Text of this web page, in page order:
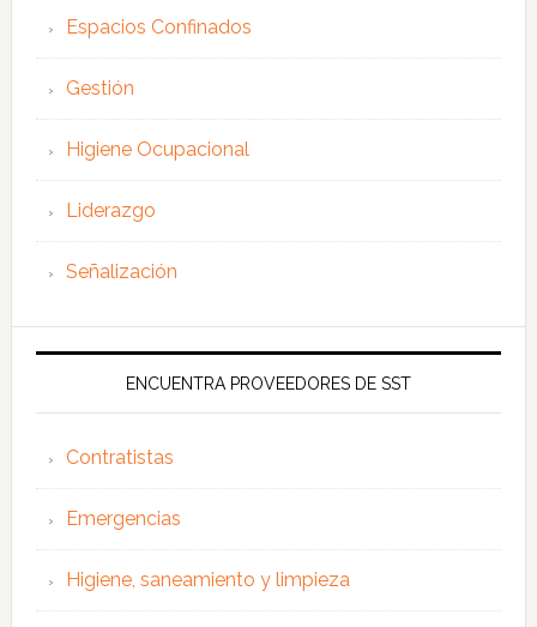
Espacios Confinados
Gestión
Higiene Ocupacional
Liderazgo
Señalización
ENCUENTRA PROVEEDORES DE SST
Contratistas
Emergencias
Higiene, saneamiento y limpieza